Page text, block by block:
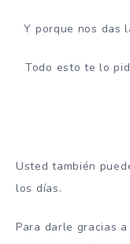
Y porque nos das
Todo esto te lo
Usted también
los días.
Para darle gracias